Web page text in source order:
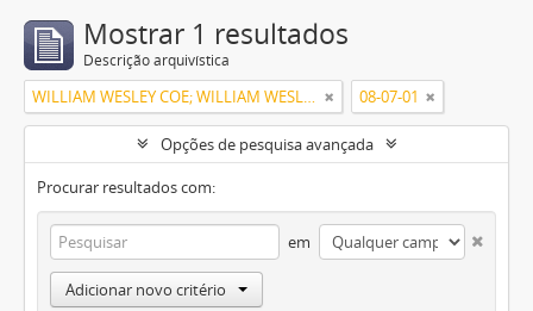
Mostrar 1 resultados
Descrição arquivística
WILLIAM WESLEY COE; WILLIAM WESLEY COE JUNIOR 08-07-01
Opções de pesquisa avançada
Procurar resultados com:
em
Adicionar novo critério